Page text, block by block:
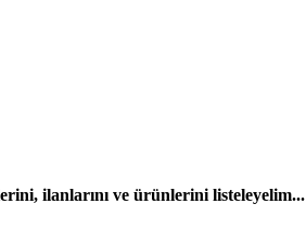
ilanlarını ve ürünlerini listeleyelim...